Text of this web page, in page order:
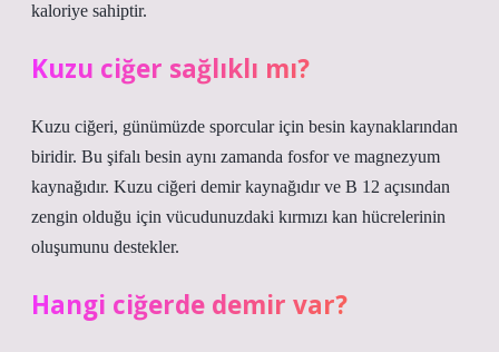
kaloriye sahiptir.
Kuzu ciğer sağlıklı mı?
Kuzu ciğeri, günümüzde sporcular için besin kaynaklarından
biridir. Bu şifalı besin aynı zamanda fosfor ve magnezyum
kaynağıdır. Kuzu ciğeri demir kaynağıdır ve B 12 açısından
zengin olduğu için vücudunuzdaki kırmızı kan hücrelerinin
oluşumunu destekler.
Hangi ciğerde demir var?